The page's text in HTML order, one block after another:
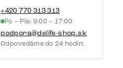
+420 770 313 313
Po – Pia: 9:00 – 17:00
podpora@delife-shop.sk
Odpovedáme do 24 hodín.